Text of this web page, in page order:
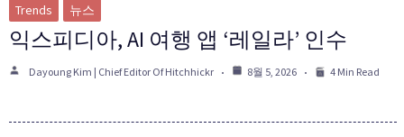
Trends 뉴스
익스피디아, AI 여행 앱 ‘레일라’ 인수
Dayoung Kim | Chief Editor Of Hitchhickr 8월 5, 2026 4 Min Read